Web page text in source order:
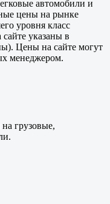
автомобили и
цены на рынке
уровня класс
указаны в
Цены на сайте могут
менеджером.
грузовые,